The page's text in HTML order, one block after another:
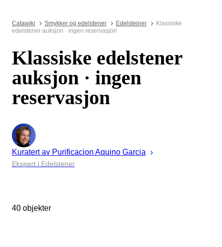
Catawiki Smykker og edelstener Edelsteiner
Klassiske
edelstener auksjon · ingen reservasjon
Klassiske edelstener
auksjon · ingen
reservasjon
Kuratert av Purificacion Aquino Garcia
Ekspert i Edelstener
40 objekter